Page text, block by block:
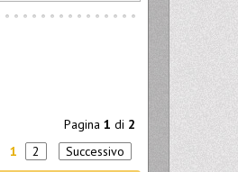
Pagina 1 di 2
1 2 Successivo